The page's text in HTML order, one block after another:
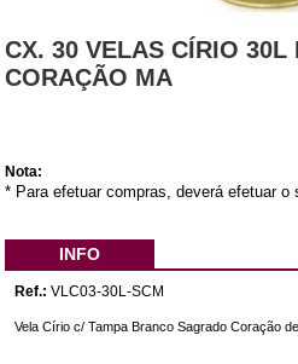
CX. 30 VELAS CÍRIO 30L
CORAÇÃO MA
Nota:
* Para efetuar compras, deverá efetuar o
INFO
Ref.: VLC03-30L-SCM
Vela Círio c/ Tampa Branco Sagrado Coração